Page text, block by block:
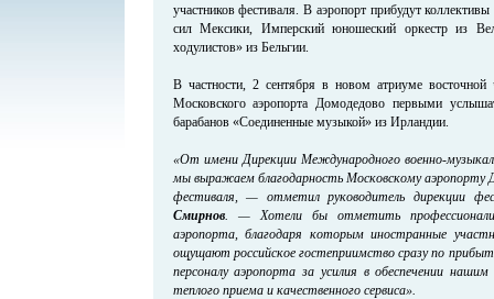
участников фестиваля. В аэропорт прибудут
сил Мексики, Имперский юношеский оркестр из
ходулистов» из Бельгии.
В частности, 2 сентября в новом атриуме восточной
Московского аэропорта Домодедово первыми
барабанов «Соединенные музыкой» из Ирландии.
«От имени Дирекции Международного военно-
мы выражаем благодарность Московскому аэропорту
фестиваля, — отметил руководитель дирекции
Смирнов. — Хотели бы отметить
аэропорта, благодаря которым иностранные
ощущают российское гостеприимство сразу по
персоналу аэропорта за усилия в обеспечении
теплого приема и качественного сервиса».